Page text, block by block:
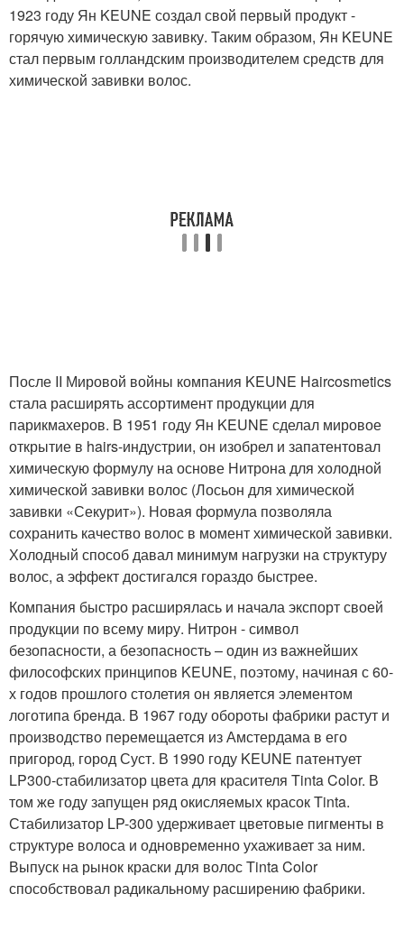
1923 году Ян KEUNE создал свой первый продукт -
горячую химическую завивку. Таким образом, Ян KEUNE
стал первым голландским производителем средств для
химической завивки волос.
После II Мировой войны компания KEUNE Haircosmetics
стала расширять ассортимент продукции для
парикмахеров. В 1951 году Ян KEUNE сделал мировое
открытие в hairs-индустрии, он изобрел и запатентовал
химическую формулу на основе Нитрона для холодной
химической завивки волос (Лосьон для химической
завивки «Секурит»). Новая формула позволяла
сохранить качество волос в момент химической завивки.
Холодный способ давал минимум нагрузки на структуру
волос, а эффект достигался гораздо быстрее.
Компания быстро расширялась и начала экспорт своей
продукции по всему миру. Нитрон - символ
безопасности, а безопасность – один из важнейших
философских принципов KEUNE, поэтому, начиная с 60-
х годов прошлого столетия он является элементом
логотипа брeнда. В 1967 году обороты фабрики растут и
производство перемещается из Амстердама в его
пригород, город Суст. В 1990 году KEUNE патентует
LP300-стабилизатор цвета для красителя Tinta Color. В
том же году запущен ряд окисляемых красок Tinta.
Стабилизатор LP-300 удерживает цветовые пигменты в
структуре волоса и одновременно ухаживает за ним.
Выпуск на рынок краски для волос Tinta Color
способствовал радикальному расширению фабрики.